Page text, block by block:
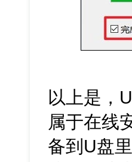
以上是，
属于在线
备到U盘